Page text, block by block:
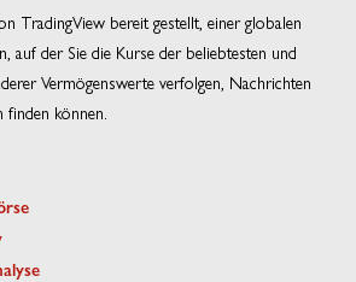
TradingView bereit gestellt, einer globalen
auf der Sie die Kurse der beliebtesten und
Vermögenswerte verfolgen, Nachrichten
finden können.